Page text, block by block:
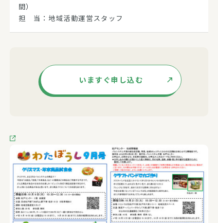
間）
担 当：地域活動運営スタッフ
いますぐ申し込む